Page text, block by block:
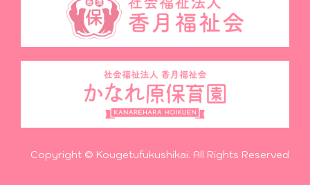
Copyright © Kougetufukushikai. All Rights Reserved